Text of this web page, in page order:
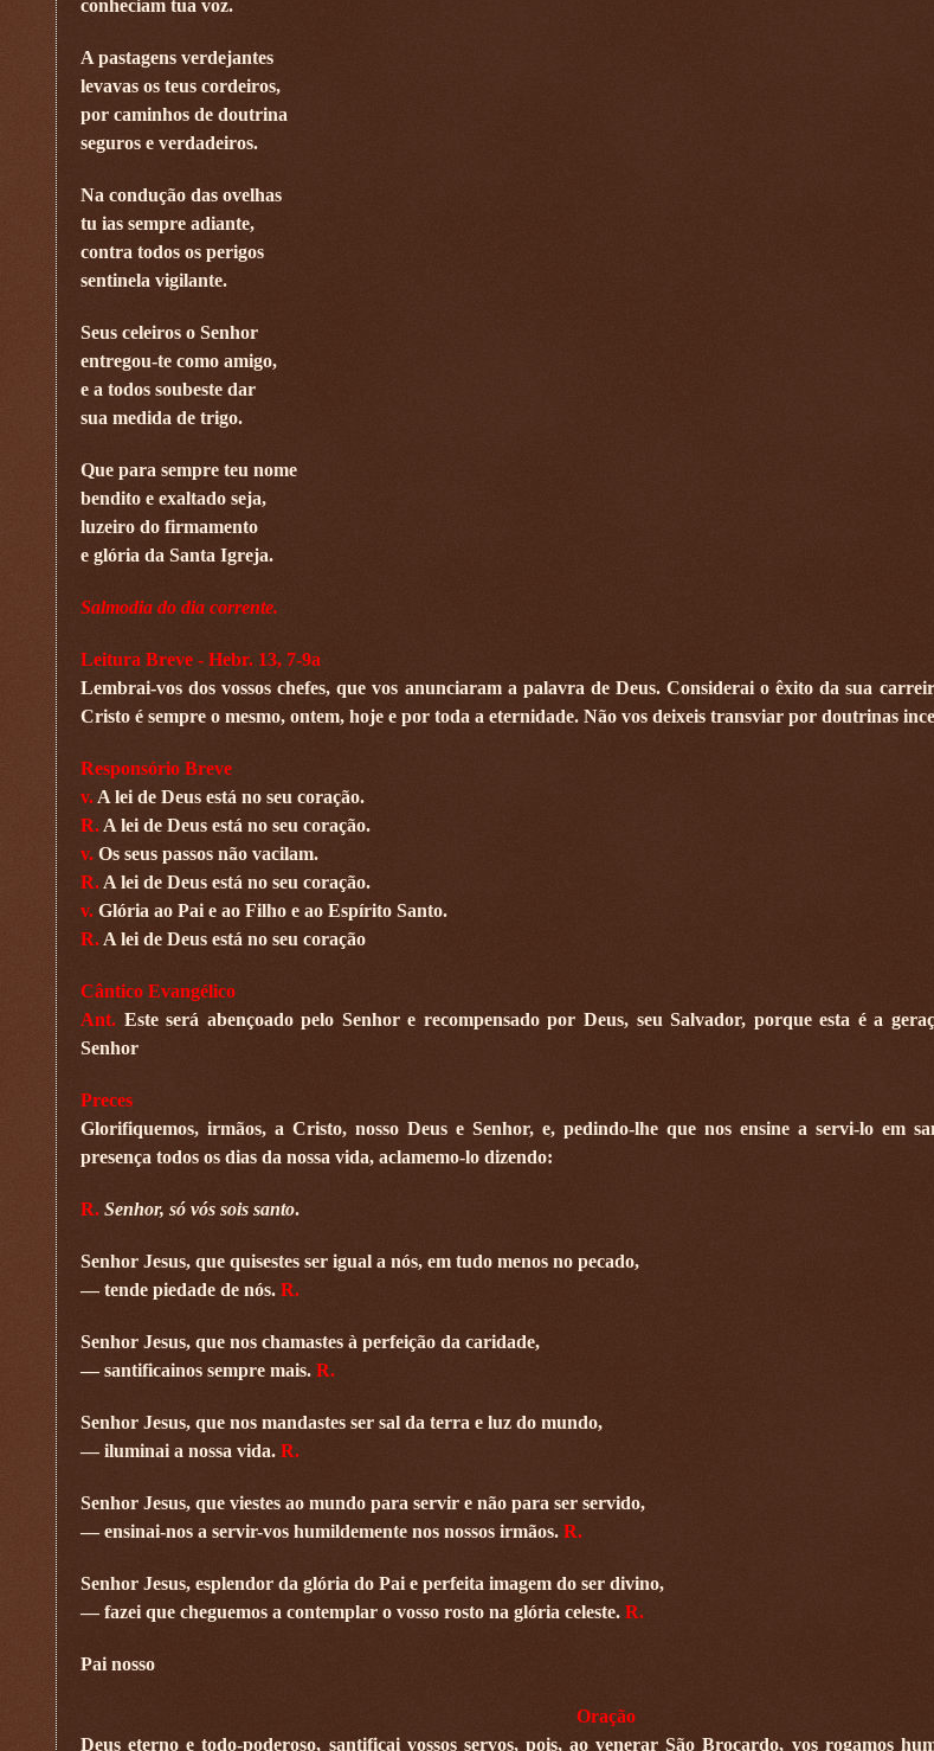
conheciam tua voz.
A pastagens verdejantes
levavas os teus cordeiros,
por caminhos de doutrina
seguros e verdadeiros.
Na condução das ovelhas
tu ias sempre adiante,
contra todos os perigos
sentinela vigilante.
Seus celeiros o Senhor
entregou-te como amigo,
e a todos soubeste dar
sua medida de trigo.
Que para sempre teu nome
bendito e exaltado seja,
luzeiro do firmamento
e glória da Santa Igreja.
Salmodia do dia corrente.
Leitura Breve - Hebr. 13, 7-9a
Lembrai-vos dos vossos chefes, que vos anunciaram a palavra de Deus. Considerai o êxito da sua
Cristo é sempre o mesmo, ontem, hoje e por toda a eternidade. Não vos deixeis transviar por doutrinas
Responsório Breve
v. A lei de Deus está no seu coração.
R. A lei de Deus está no seu coração.
v. Os seus passos não vacilam.
R. A lei de Deus está no seu coração.
v. Glória ao Pai e ao Filho e ao Espírito Santo.
R. A lei de Deus está no seu coração
Cântico Evangélico
Ant. Este será abençoado pelo Senhor e recompensado por Deus, seu Salvador, porque esta é a
Senhor
Preces
Glorifiquemos, irmãos, a Cristo, nosso Deus e Senhor, e, pedindo-lhe que nos ensine a servi-lo em
presença todos os dias da nossa vida, aclamemo-lo dizendo:
R. Senhor, só vós sois santo.
Senhor Jesus, que quisestes ser igual a nós, em tudo menos no pecado,
— tende piedade de nós. R.
Senhor Jesus, que nos chamastes à perfeição da caridade,
— santificai­nos sempre mais. R.
Senhor Jesus, que nos mandastes ser sal da terra e luz do mundo,
— iluminai a nossa vida. R.
Senhor Jesus, que viestes ao mundo para servir e não para ser servido,
— ensinai-nos a servir-vos humildemente nos nossos irmãos. R.
Senhor Jesus, esplendor da glória do Pai e perfeita imagem do ser divino,
— fazei que cheguemos a contemplar o vosso rosto na glória celeste. R.
Pai nosso
Oração
Deus eterno e todo-poderoso, santificai vossos servos, pois, ao venerar São Brocardo, vos rogamos